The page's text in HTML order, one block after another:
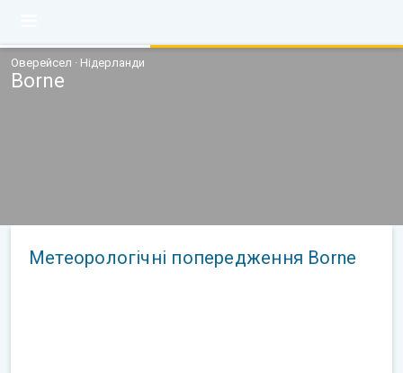
Оверейсел · Нідерланди
Borne
Метеорологічні попередження Borne